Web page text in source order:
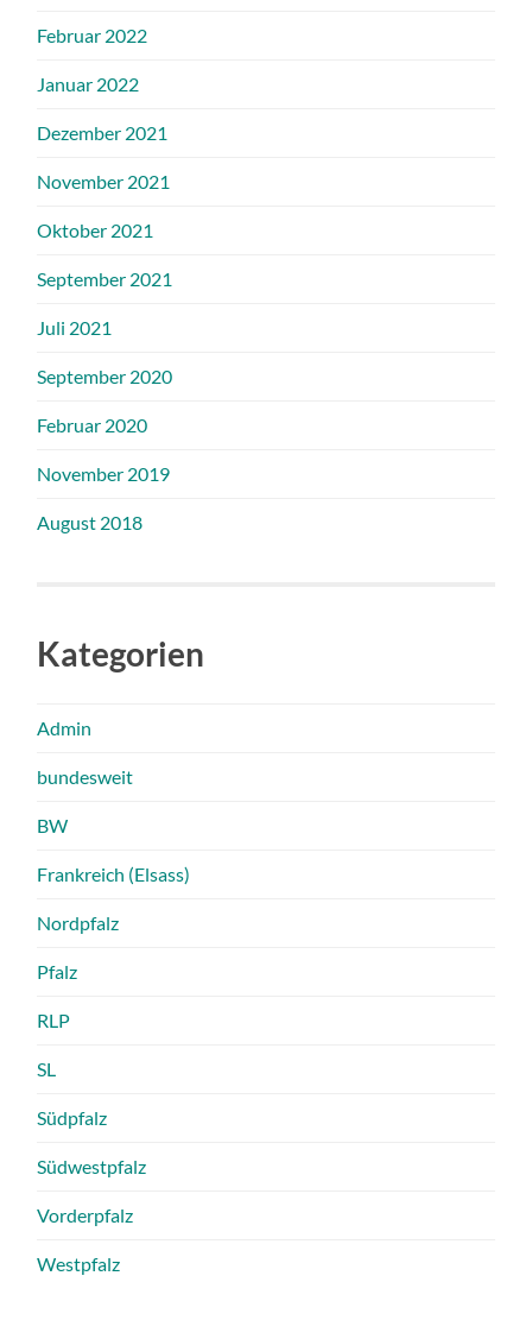
Februar 2022
Januar 2022
Dezember 2021
November 2021
Oktober 2021
September 2021
Juli 2021
September 2020
Februar 2020
November 2019
August 2018
Kategorien
Admin
bundesweit
BW
Frankreich (Elsass)
Nordpfalz
Pfalz
RLP
SL
Südpfalz
Südwestpfalz
Vorderpfalz
Westpfalz